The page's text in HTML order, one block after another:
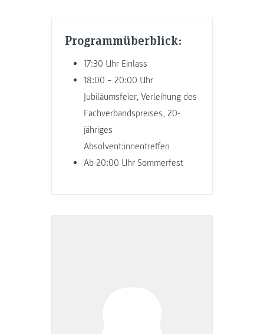
Programmüberblick:
17:30 Uhr Einlass
18:00 – 20:00 Uhr
Jubiläumsfeier, Verleihung des
Fachverbandspreises, 20-
jähriges
Absolvent:innentreffen
Ab 20:00 Uhr Sommerfest